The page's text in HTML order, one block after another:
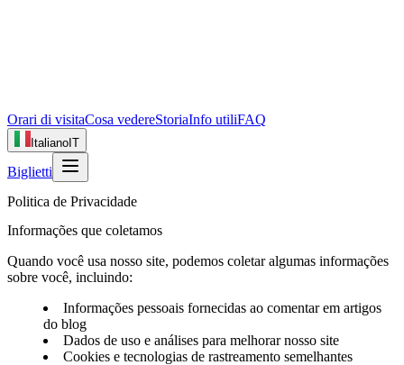
Orari di visitaCosa vedereStoriaInfo utiliFAQ
Italiano IT
Biglietti
Politica de Privacidade
Informações que coletamos
Quando você usa nosso site, podemos coletar algumas informações
sobre você, incluindo:
Informações pessoais fornecidas ao comentar em artigos
do blog
Dados de uso e análises para melhorar nosso site
Cookies e tecnologias de rastreamento semelhantes